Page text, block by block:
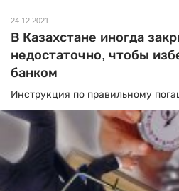
24.12.2021
В Казахстане иногда
недостаточно, чтобы
банком
Инструкция по правильному